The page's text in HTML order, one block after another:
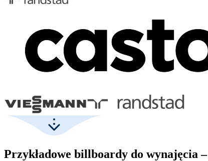
Przykładowe billboardy do wynajęcia